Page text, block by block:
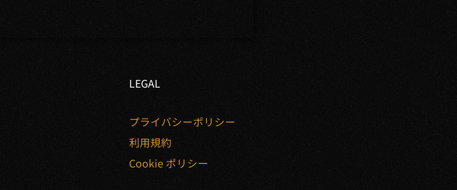
LEGAL
プライバシーポリシー
利用規約
Cookie ポリシー